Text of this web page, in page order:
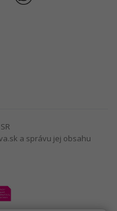
a správu jej obsahu